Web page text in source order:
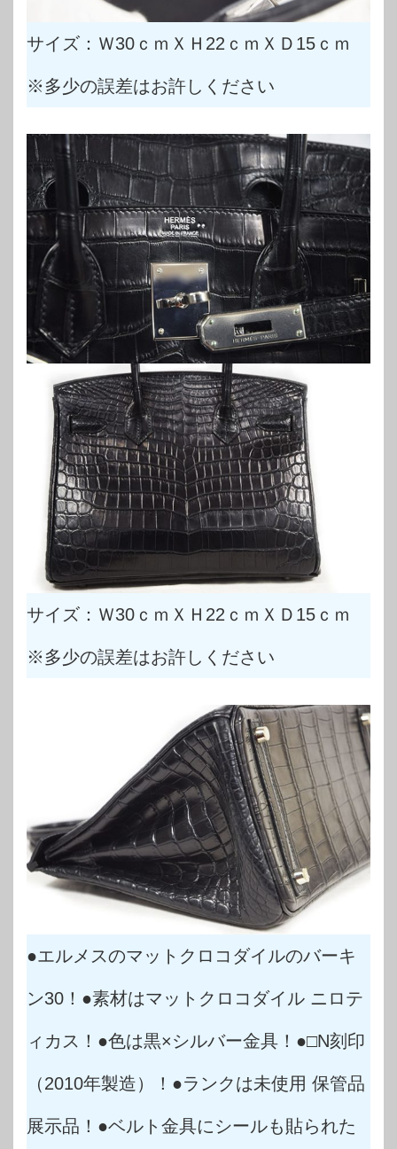
サイズ：Ｗ30ｃｍＸＨ22ｃｍＸＤ15ｃｍ
※多少の誤差はお許しください
サイズ：Ｗ30ｃｍＸＨ22ｃｍＸＤ15ｃｍ
※多少の誤差はお許しください
●エルメスのマットクロコダイルのバーキ
ン30！●素材はマットクロコダイル ニロテ
ィカス！●色は黒×シルバー金具！●□N刻印
（2010年製造）！●ランクは未使用 保管品
展示品！●ベルト金具にシールも貼られた